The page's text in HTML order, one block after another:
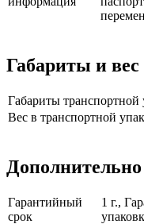
Габариты и
Габариты транспортной
Вес в транспортной
Дополнительно
Гарантийный
срок
1 г.,